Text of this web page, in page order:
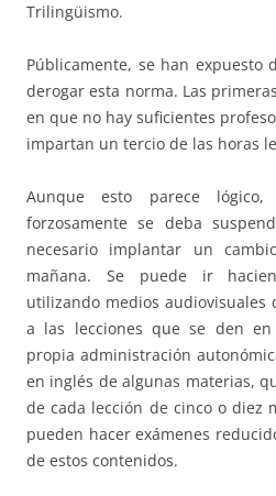
Trilingüismo.
Públicamente, se han expuesto
derogar esta norma. Las
en que no hay suficientes
impartan un tercio de las horas
Aunque esto parece
forzosamente se deba
necesario implantar un
mañana. Se puede ir
utilizando medios audiovisuales
a las lecciones que se den en
propia administración
en inglés de algunas materias,
de cada lección de cinco o diez
pueden hacer exámenes
de estos contenidos.